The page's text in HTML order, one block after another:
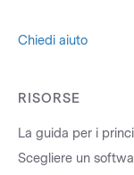
Chiedi aiuto
RISORSE
La guida per i
Scegliere un